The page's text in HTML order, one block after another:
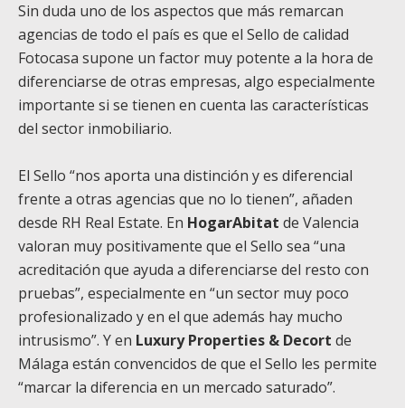
Sin duda uno de los aspectos que más remarcan
agencias de todo el país es que el Sello de calidad
Fotocasa supone un factor muy potente a la hora de
diferenciarse de otras empresas, algo especialmente
importante si se tienen en cuenta las características
del sector inmobiliario.
El Sello “nos aporta una distinción y es diferencial
frente a otras agencias que no lo tienen”, añaden
desde RH Real Estate. En HogarAbitat de Valencia
valoran muy positivamente que el Sello sea “una
acreditación que ayuda a diferenciarse del resto con
pruebas”, especialmente en “un sector muy poco
profesionalizado y en el que además hay mucho
intrusismo”. Y en Luxury Properties & Decort de
Málaga están convencidos de que el Sello les permite
“marcar la diferencia en un mercado saturado”.